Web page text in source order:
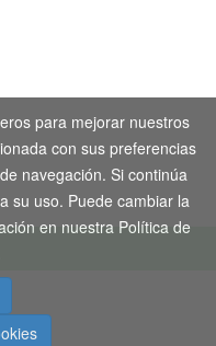
-Política de Cookies
reservados. Desarrollo
para mejorar nuestros
con sus preferencias
navegación. Si continúa
su uso. Puede cambiar la
en nuestra Política de